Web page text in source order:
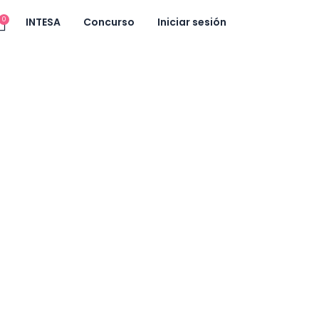
0 INTESA Concurso Iniciar sesión